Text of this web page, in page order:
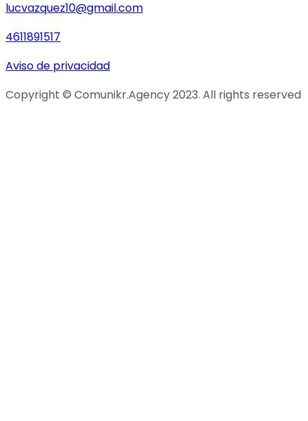
lucvazquez10@gmail.com
4611891517
Aviso de privacidad
Copyright © Comunikr.Agency 2023. All rights reserved